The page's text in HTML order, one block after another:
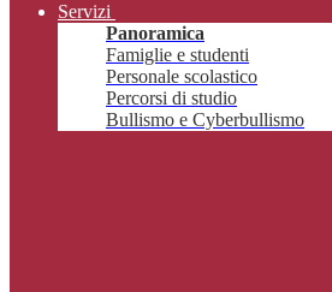
Servizi
Panoramica
Famiglie e studenti
Personale scolastico
Percorsi di studio
Bullismo e Cyberbullismo